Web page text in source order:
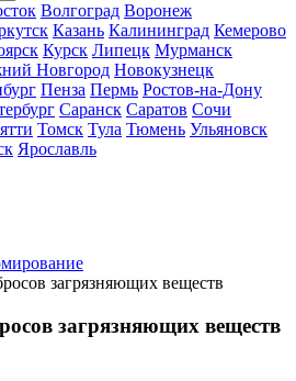
Волгоград Воронеж
Казань Калининград Кемерово
Курск Липецк Мурманск
Новгород Новокузнецк
Пенза Пермь Ростов-на-Дону
Саранск Саратов Сочи
Томск Тула Тюмень Ульяновск
Ярославль
загрязняющих веществ
загрязняющих веществ